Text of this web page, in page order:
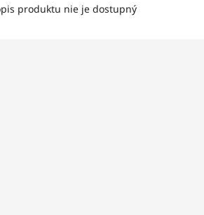
produktu nie je dostupný